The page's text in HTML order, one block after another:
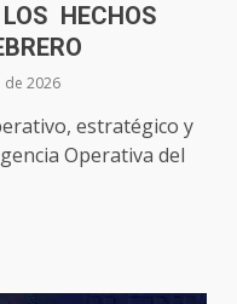
HECHOS
2026
estratégico y
Operativa del